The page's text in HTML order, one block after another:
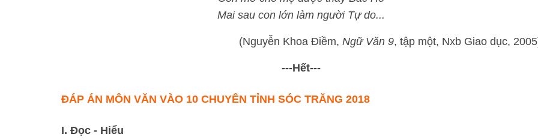
Mai sau con lớn làm người Tự do...
(Nguyễn Khoa Điềm,Ngữ Văn 9, tập một, Nxb Giao dục,
---Hết---
ĐÁP ÁN MÔN VĂN VÀO 10 CHUYÊN TỈNH SÓC TRĂNG 2018
I. Đọc - Hiểu